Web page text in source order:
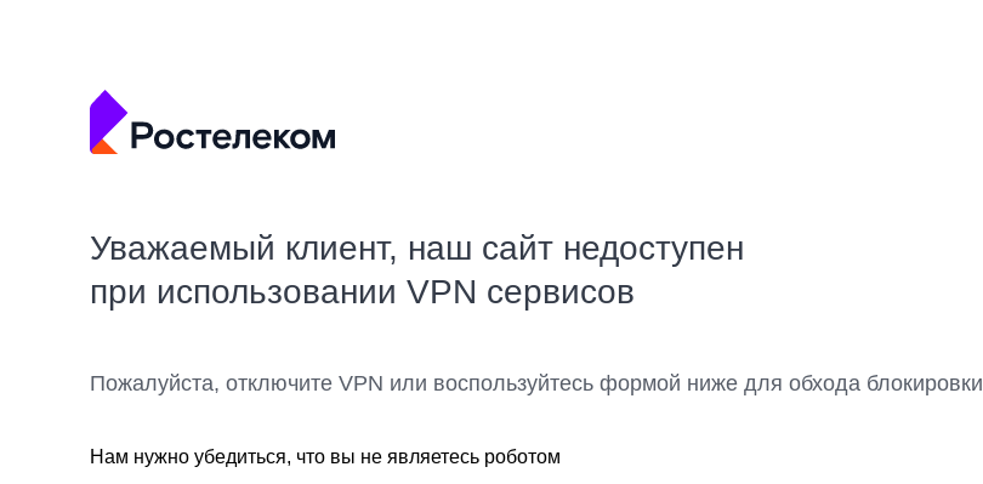
Уважаемый клиент, наш сайт недоступен
при использовании VPN сервисов
Пожалуйста, отключите VPN или воспользуйтесь формой ниже для обхода блокировки
Нам нужно убедиться, что вы не являетесь роботом